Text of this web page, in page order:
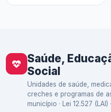
Saúde,
Social
Unidades de saúde,
creches e programas de
município · Lei 12.527 (LAI)